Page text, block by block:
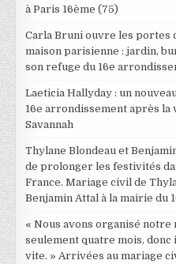
à Paris 16ème (75)
Carla Bruni ouvre les portes
maison parisienne : jardin,
son refuge du 16e
Laeticia Hallyday : un
16e arrondissement après la
Savannah
Thylane Blondeau et
de prolonger les festivités
France. Mariage civil de
Benjamin Attal à la mairie du
« Nous avons organisé notre
seulement quatre mois, donc
vite. » Arrivées au mariage